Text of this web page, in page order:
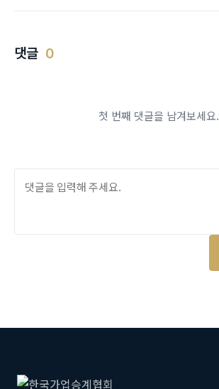
댓글 0
첫 번째 댓글을 남겨보세요.